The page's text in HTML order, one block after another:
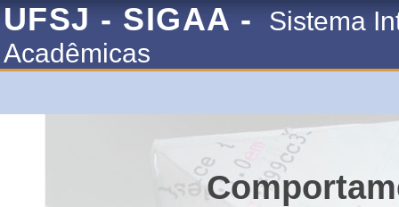
UFSJ - SIGAA -
Sistema
Acadêmicas